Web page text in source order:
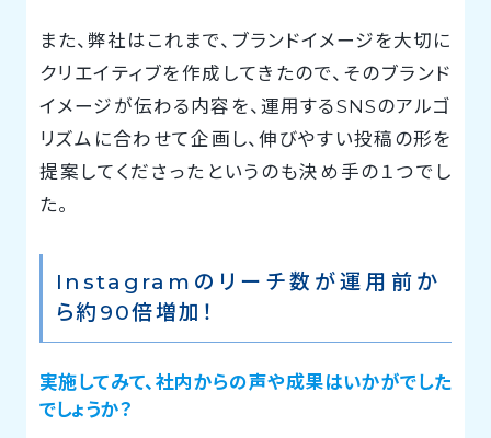
また、弊社はこれまで、ブランドイメージを大切に
クリエイティブを作成してきたので、そのブランド
イメージが伝わる内容を、運用するSNSのアルゴ
リズムに合わせて企画し、伸びやすい投稿の形を
提案してくださったというのも決め手の１つでし
た。
Instagramのリーチ数が運用前か
ら約90倍増加！
実施してみて、社内からの声や成果はいかがでした
でしょうか？